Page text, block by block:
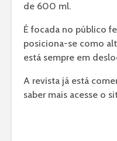
de 600 ml.
É focada no público
posiciona-se como
está sempre em
A revista já está
saber mais acesse o